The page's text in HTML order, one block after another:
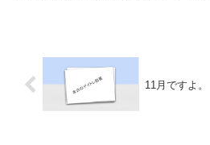
11月ですよ。